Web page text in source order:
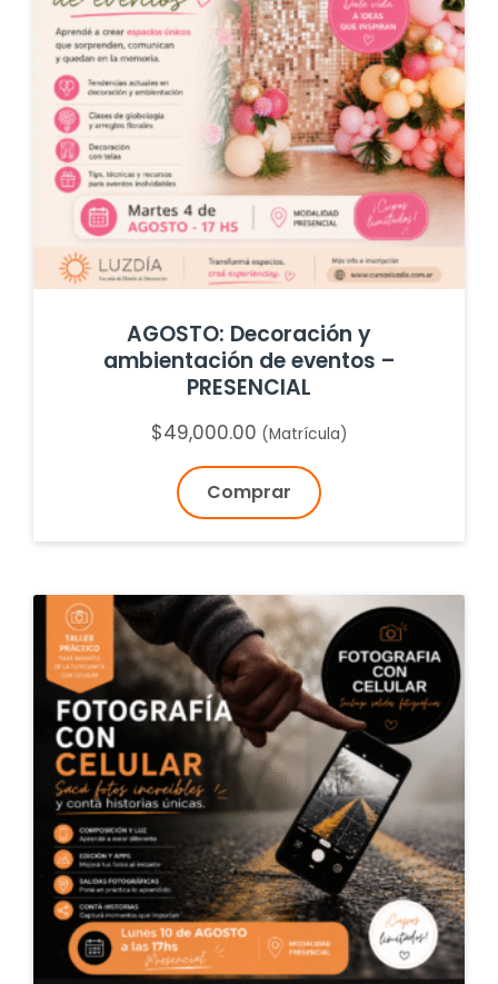
AGOSTO: Decoración y
ambientación de eventos –
PRESENCIAL
$49,000.00 (Matrícula)
Comprar